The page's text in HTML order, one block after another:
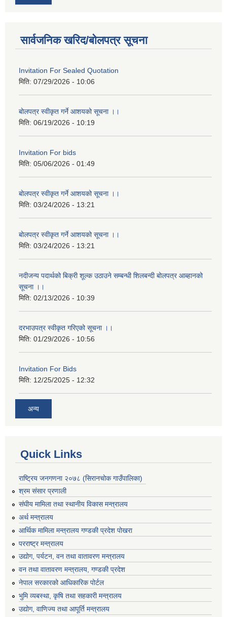
सार्वजनिक खरिद/बोलपत्र सूचना
Invitation For Sealed Quotation
मिति: 07/29/2026 - 10:06
बोलपत्र स्वीकृत गर्ने आशयको सूचना ।।
मिति: 06/19/2026 - 10:19
Invitation For bids
मिति: 05/06/2026 - 01:49
बोलपत्र स्वीकृत गर्ने आशयको सूचना ।।
मिति: 03/24/2026 - 13:21
बोलपत्र स्वीकृत गर्ने आशयको सूचना ।।
मिति: 03/24/2026 - 13:21
नदीजन्य पदार्थको बिक्री शूल्क उठाउने सम्बन्धी शिलबन्दी बोलपत्र आब्हानको
सूचना ।।
मिति: 02/13/2026 - 10:39
दरभाउपत्र स्वीकृत गरिएको सूचना ।।
मिति: 01/29/2026 - 10:56
Invitation For Bids
मिति: 12/25/2025 - 12:32
अन्य
Quick Links
राष्ट्रिय जनगणना २०७८ (सिरानचोक गाउँपालिका)
श्रम संसार प्रणाली
संघीय मामिला तथा स्थानीय विकास मन्त्रालय
अर्थ मन्त्रालय
आर्थिक मामिला मन्त्रालय गण्डकी प्रदेश पोखरा
परराष्ट्र मन्त्रालय
उद्योग, पर्यटन, वन तथा वातावरण मन्त्रालय
वन तथा वातावरण मन्त्रालय, गण्डकी प्रदेश
नेपाल सरकारको आधिकारिक पोर्टल
भुमि व्यबस्था, कृषि तथा सहकारी मन्त्रालय
उद्योग, वाणिज्य तथा आपूर्ति मन्त्रालय